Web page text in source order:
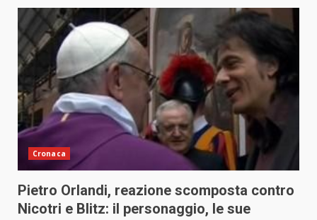
Cronaca
Pietro Orlandi, reazione scomposta contro
Nicotri e Blitz: il personaggio, le sue